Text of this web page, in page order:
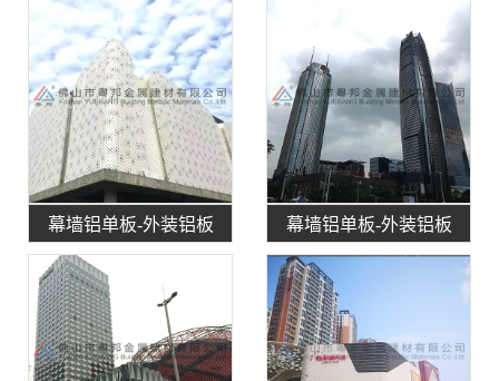
幕墙铝单板-外装铝板 幕墙铝单板-外装铝板